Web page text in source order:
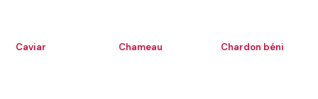
Caviar Chameau Chardon béni